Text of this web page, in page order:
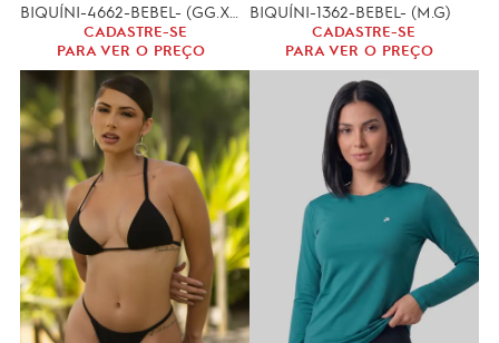
CADASTRE-SE
PARA VER O PREÇO
BIQUÍNI-1362-BEBEL- (M.G)
CADASTRE-SE
PARA VER O PREÇO